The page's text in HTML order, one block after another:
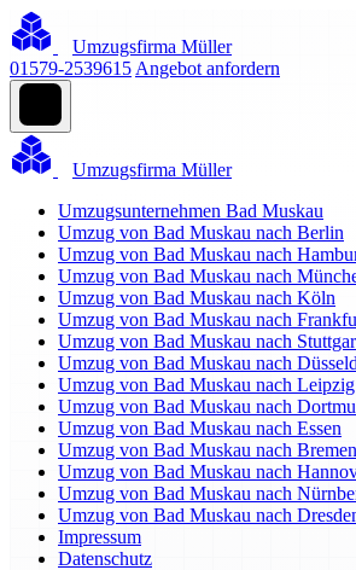
Umzugsfirma Müller
01579-2539615 Angebot anfordern
Umzugsfirma Müller
Umzugsunternehmen Bad Muskau
Umzug von Bad Muskau nach Berlin
Umzug von Bad Muskau nach
Umzug von Bad Muskau nach
Umzug von Bad Muskau nach Köln
Umzug von Bad Muskau nach
Umzug von Bad Muskau nach
Umzug von Bad Muskau nach
Umzug von Bad Muskau nach Leipzig
Umzug von Bad Muskau nach
Umzug von Bad Muskau nach Essen
Umzug von Bad Muskau nach Bremen
Umzug von Bad Muskau nach
Umzug von Bad Muskau nach
Umzug von Bad Muskau nach
Impressum
Datenschutz